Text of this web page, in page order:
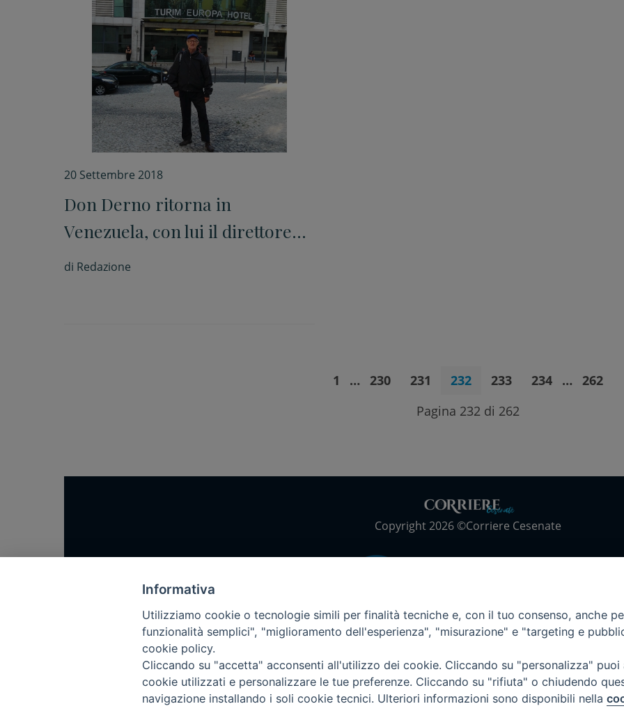
20 Settembre 2018
Don Derno ritorna in
Venezuela, con lui il direttore
del Corriere Cesenate
di Redazione
1 … 230 231 232 233 234 … 262
Pagina 232 di 262
Copyright 2026 ©Corriere Cesenate
Come abbonarsi
Informativa
Utilizziamo cookie o tecnologie simili per finalità tecniche e, con il tuo consenso, anche
funzionalità semplici", "miglioramento dell'esperienza", "misurazione" e "targeting e
cookie policy.
Cliccando su "accetta" acconsenti all'utilizzo dei cookie. Cliccando su "personalizza"
cookie utilizzati e personalizzare le tue preferenze. Cliccando su "rifiuta" o chiudendo
navigazione installando i soli cookie tecnici. Ulteriori informazioni sono disponibili nella